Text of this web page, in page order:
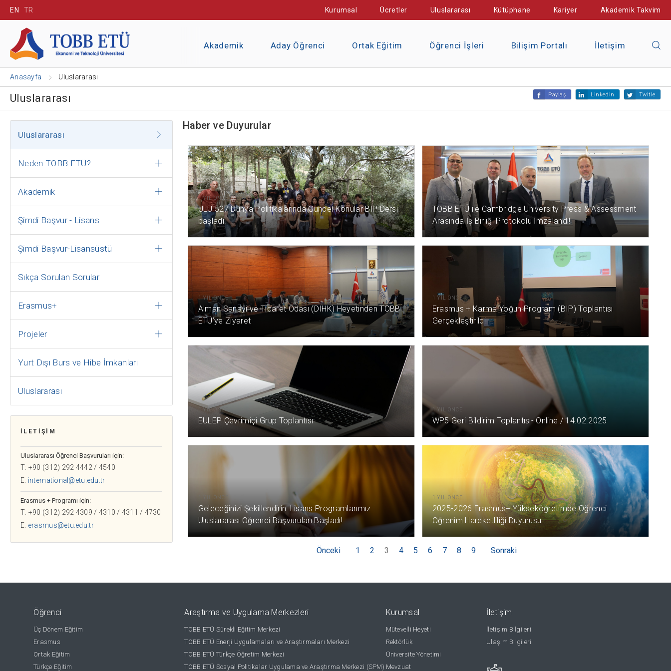
EN TR Kurumsal Ücretler Uluslararası Kütüphane Kariyer Akademik Takvim
Akademik Aday Öğrenci Ortak Eğitim Öğrenci İşleri Bilişim Portalı İletişim
Anasayfa Uluslararası
Uluslararası Paylaş Linkedin Twitle
Uluslararası
Neden TOBB ETÜ?
Akademik
Şimdi Başvur - Lisans
Şimdi Başvur-Lisansüstü
Sıkça Sorulan Sorular
Erasmus+
Projeler
Yurt Dışı Burs ve Hibe İmkanları
Uluslararası
İLETİŞİM
Uluslararası Öğrenci Başvuruları için:
T: +90 (312) 292 4442 / 4540
E: international@etu.edu.tr
Erasmus + Programı için:
T: +90 (312) 292 4309 / 4310 / 4311 / 4730
E: erasmus@etu.edu.tr
Haber ve Duyurular
1 YIL ÖNCE
ULU 527 Dünya Politikalarında Güncel Konular BİP Dersi
başladı.
1 YIL ÖNCE
TOBB ETÜ ile Cambridge University Press & Assessment
Arasında İş Birliği Protokolü İmzalandı!
1 YIL ÖNCE
Alman Sanayi ve Ticaret Odası (DIHK) Heyetinden TOBB
ETÜ’ye Ziyaret
1 YIL ÖNCE
Erasmus + Karma Yoğun Program (BIP) Toplantısı
Gerçekleştirildi
1 YIL ÖNCE
EULEP Çevrimiçi Grup Toplantısı
1 YIL ÖNCE
WP5 Geri Bildirim Toplantısı- Online / 14.02.2025
1 YIL ÖNCE
Geleceğinizi Şekillendirin: Lisans Programlarımız
Uluslararası Öğrenci Başvuruları Başladı!
1 YIL ÖNCE
2025-2026 Erasmus+ Yükseköğretimde Öğrenci
Öğrenim Hareketliliği Duyurusu
Önceki 1 2 3 4 5 6 7 8 9 Sonraki
Öğrenci
Üç Dönem Eğitim
Erasmus
Ortak Eğitim
Türkçe Eğitim
Araştırma ve Uygulama Merkezleri
TOBB ETÜ Sürekli Eğitim Merkezi
TOBB ETÜ Enerji Uygulamaları ve Araştırmaları Merkezi
TOBB ETÜ Türkçe Öğretim Merkezi
TOBB ETÜ Sosyal Politikalar Uygulama ve Araştırma Merkezi (SPM)
Kurumsal
Mütevelli Heyeti
Rektörlük
Üniversite Yönetimi
Mevzuat
İletişim
İletişim Bilgileri
Ulaşım Bilgileri